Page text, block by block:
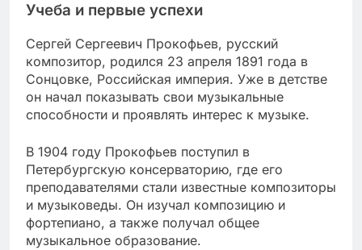
Учеба и первые успехи
Сергей Сергеевич Прокофьев, русский
композитор, родился 23 апреля 1891 года в
Сонцовке, Российская империя. Уже в детстве
он начал показывать свои музыкальные
способности и проявлять интерес к музыке.
В 1904 году Прокофьев поступил в
Петербургскую консерваторию, где его
преподавателями стали известные композиторы
и музыковеды. Он изучал композицию и
фортепиано, а также получал общее
музыкальное образование.